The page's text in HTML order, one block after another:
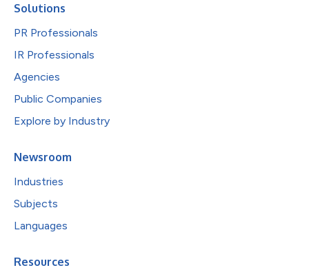
Solutions
PR Professionals
IR Professionals
Agencies
Public Companies
Explore by Industry
Newsroom
Industries
Subjects
Languages
Resources